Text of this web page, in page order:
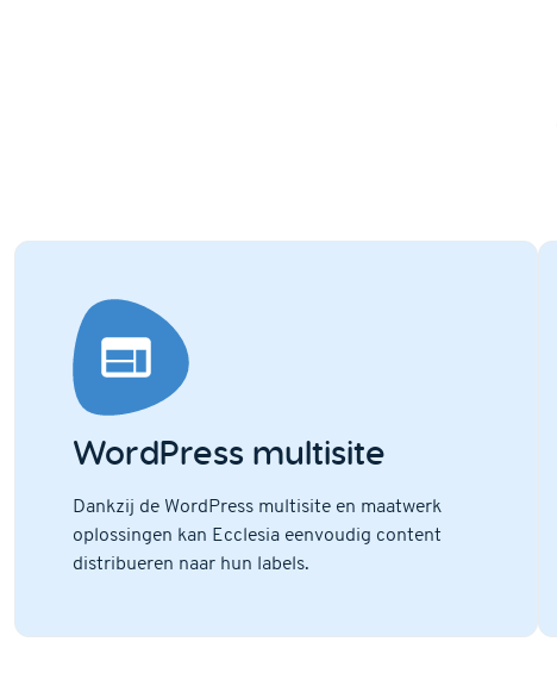
WordPress multisite
Dankzij de WordPress multisite en maatwerk
oplossingen kan Ecclesia eenvoudig content
distribueren naar hun labels.